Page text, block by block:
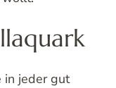
in jeder gut